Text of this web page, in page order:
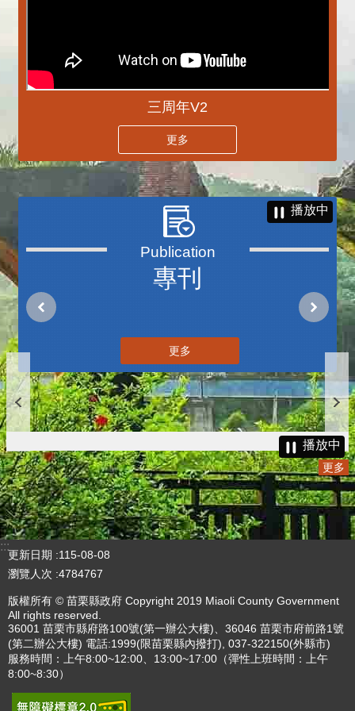
三周年V2
更多
專刊
播放中
更多
播放中
更多
:::
更新日期
115-08-08
瀏覽人次 4784767
版權所有 © 苗栗縣政府 Copyright 2019 Miaoli County Government
All rights reserved.
36001 苗栗市縣府路100號(第一辦公大樓)、36046 苗栗市府前路1號
(第二辦公大樓) 電話:1999(限苗栗縣內撥打), 037-322150(外縣市)
服務時間：上午8:00~12:00、13:00~17:00（彈性上班時間：上午
8:00~8:30）